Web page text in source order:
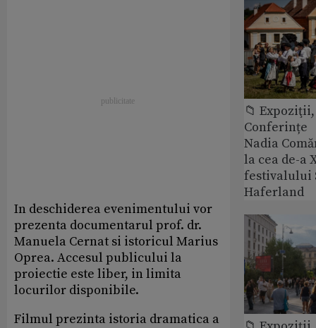
In deschiderea evenimentului vor
prezenta documentarul prof. dr.
Manuela Cernat si istoricul Marius
Oprea. Accesul publicului la
proiectie este liber, in limita
locurilor disponibile.
Filmul prezinta istoria dramatica a
📁
Conferințe
Nadia
la cea de-a
festivalului
Haferland